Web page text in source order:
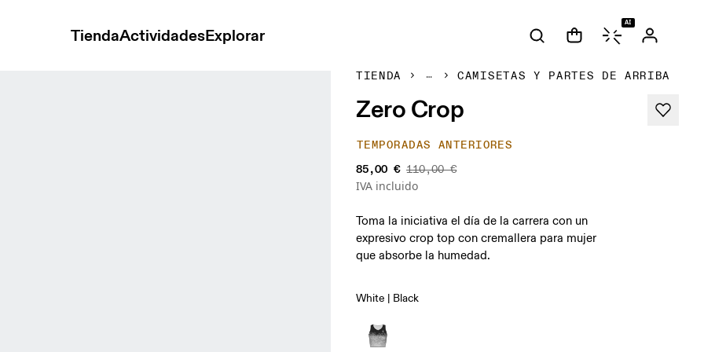
TiendaActividadesExplorar
AI
TIENDA CAMISETAS Y PARTES DE ARRIBA
Zero Crop
TEMPORADAS ANTERIORES
85,00 € 110,00 €
IVA incluido
Toma la iniciativa el día de la carrera con un
expresivo crop top con cremallera para mujer
que absorbe la humedad.
White | Black